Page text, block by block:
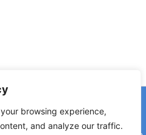
browsing experience,
and analyze our traffic.
Lab - Università degli Studi di
registrata presso il Tribunale di